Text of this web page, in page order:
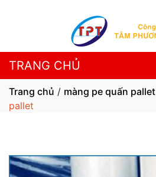
TRANG CHỦ
Trang chủ / màng pe quấn pallet
pallet